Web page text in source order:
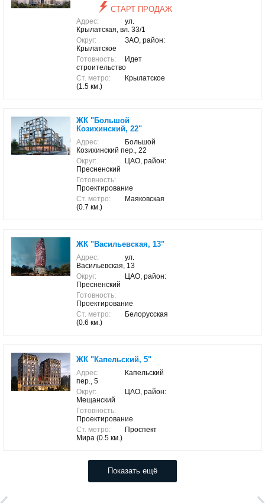
СТАРТ ПРОДАЖ
Адрес:
ул.
Крылатская, вл. 33/1
Округ:
ЗАО, район:
Крылатское
Готовность:
Идет
строительство
Ст. метро:
Крылатское
(1.5 км.)
ЖК "Большой
Козихинский, 22"
Адрес:
Большой
Козихинский пер., 22
Округ:
ЦАО, район:
Пресненский
Готовность:
Проектирование
Ст. метро:
Маяковская
(0.7 км.)
ЖК "Васильевская, 13"
Адрес:
ул.
Васильевская, 13
Округ:
ЦАО, район:
Пресненский
Готовность:
Проектирование
Ст. метро:
Белорусская
(0.6 км.)
ЖК "Капельский, 5"
Адрес:
Капельский
пер., 5
Округ:
ЦАО, район:
Мещанский
Готовность:
Проектирование
Ст. метро:
Проспект
Мира (0.5 км.)
Показать ещё